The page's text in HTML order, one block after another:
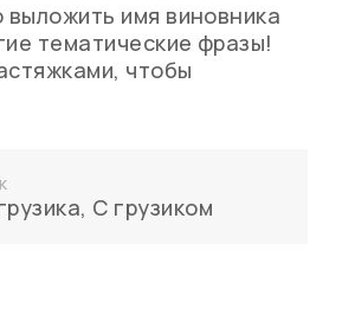
имя виновника
тематические фразы!
чтобы
, С грузиком